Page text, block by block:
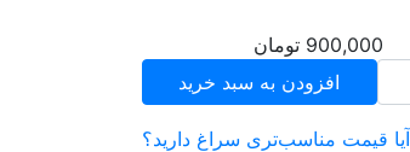
900,000 تومان
افزودن به سبد خرید
آیا قیمت مناسب‌تری سراغ دارید؟